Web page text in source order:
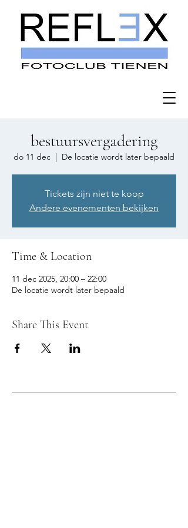
bestuursvergadering
do 11 dec
  |
De locatie wordt later bepaald
Tickets zijn niet te koop
Andere evenementen bekijken
Time & Location
11 dec 2025, 20:00 – 22:00
De locatie wordt later bepaald
Share This Event